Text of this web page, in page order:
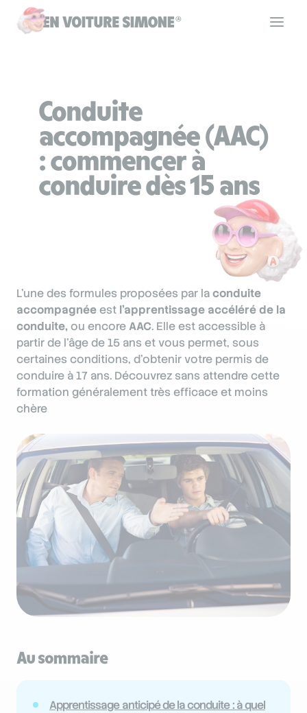
Permis de conduire
Allô Simone
Conduite
accompagnée (AAC)
: commencer à
conduire dès 15 ans
L'une des formules proposées par laconduite
accompagnéeest l’apprentissage accéléré de la
conduite, ou encoreAAC. Elle est accessible à
partir de l’âge de 15 ans et vous permet, sous
certaines conditions, d’obtenir votre permis de
conduire à 17 ans. Découvrez sans attendre cette
formation généralement très efficace et moins
chère
Au sommaire
Apprentissage anticipé de la conduite : à quel